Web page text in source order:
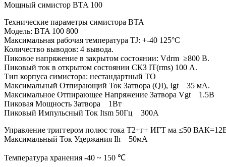
Мощный симистор BTA 100
Технические параметры симистора ВТА
Модель: BTA 100 800
Максимальная рабочая температура TJ: +-40 125°C
Количество выводов: 4 вывода.
Пиковое напряжение в закрытом состоянии: Vdrm ≥800 В.
Пиковый ток в открытом состоянии СКЗ IT(rms) 100 А.
Тип корпуса симистора: нестандартный TO
Максимальный Отпирающий Ток Затвора (QI), Igt 35 мА.
Максимальное Отпирающее Напряжение Затвора Vgt 1.5В
Пиковая Мощность Затвора 1Вт
Пиковый Импульсный Ток Itsm 50Гц 300А
Управление триггером полюс тока Т2+г+ ИГТ ма ≤50
Максимальный Ток Удержания Ih 50мА
Температура хранения -40 ~ 150 ℃